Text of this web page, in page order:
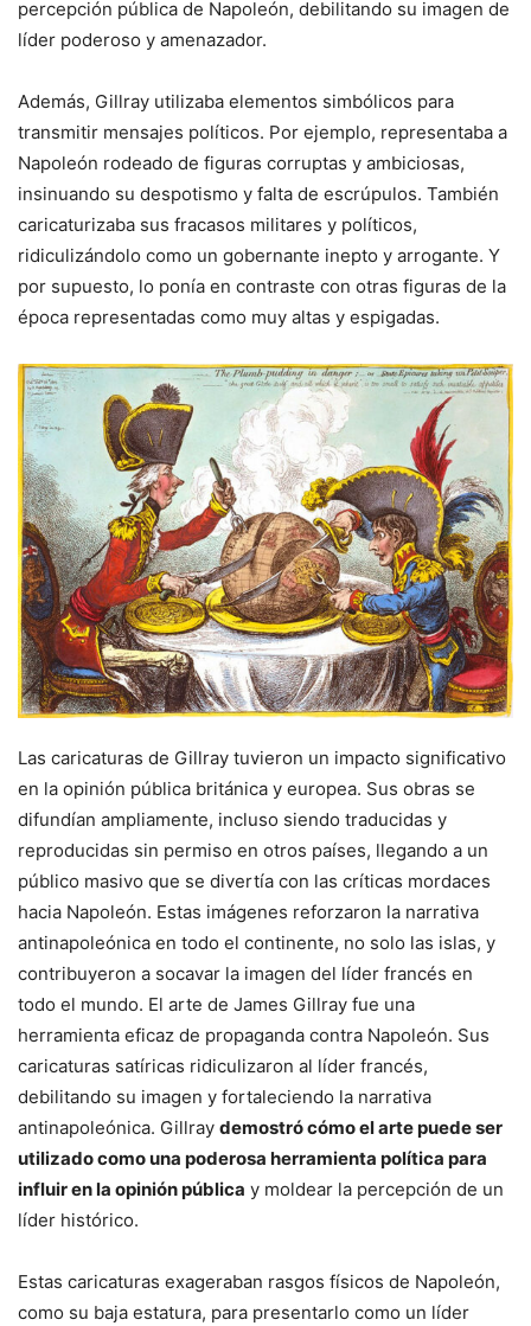
percepción pública de Napoleón, debilitando su imagen de
líder poderoso y amenazador.
Además, Gillray utilizaba elementos simbólicos para
transmitir mensajes políticos. Por ejemplo, representaba a
Napoleón rodeado de figuras corruptas y ambiciosas,
insinuando su despotismo y falta de escrúpulos. También
caricaturizaba sus fracasos militares y políticos,
ridiculizándolo como un gobernante inepto y arrogante. Y
por supuesto, lo ponía en contraste con otras figuras de la
época representadas como muy altas y espigadas.
Las caricaturas de Gillray tuvieron un impacto significativo
en la opinión pública británica y europea. Sus obras se
difundían ampliamente, incluso siendo traducidas y
reproducidas sin permiso en otros países, llegando a un
público masivo que se divertía con las críticas mordaces
hacia Napoleón. Estas imágenes reforzaron la narrativa
antinapoleónica en todo el continente, no solo las islas, y
contribuyeron a socavar la imagen del líder francés en
todo el mundo. El arte de James Gillray fue una
herramienta eficaz de propaganda contra Napoleón. Sus
caricaturas satíricas ridiculizaron al líder francés,
debilitando su imagen y fortaleciendo la narrativa
antinapoleónica. Gillray demostró cómo el arte puede ser
utilizado como una poderosa herramienta política para
influir en la opinión pública y moldear la percepción de un
líder histórico.
Estas caricaturas exageraban rasgos físicos de Napoleón,
como su baja estatura, para presentarlo como un líder